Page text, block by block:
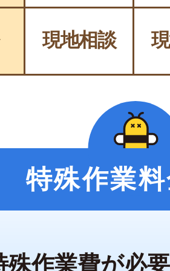
現地相談
特殊作業
殊作業費が必